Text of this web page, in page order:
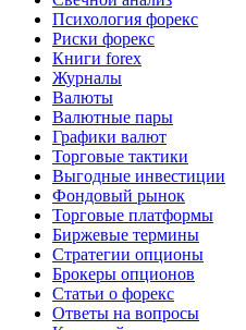
Психология форекс
Риски форекс
Книги forex
Журналы
Валюты
Валютные пары
Графики валют
Торговые тактики
Выгодные инвестиции
Фондовый рынок
Торговые платформы
Биржевые термины
Стратегии опционы
Брокеры опционов
Статьи о форекс
Ответы на вопросы